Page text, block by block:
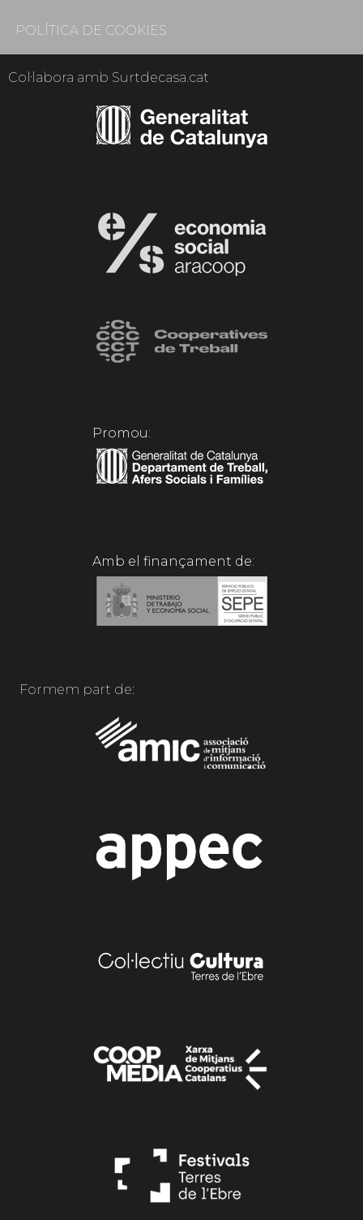
POLÍTICA DE COOKIES
Col·labora amb Surtdecasa.cat
Promou:
Amb el finançament de:
Formem part de: